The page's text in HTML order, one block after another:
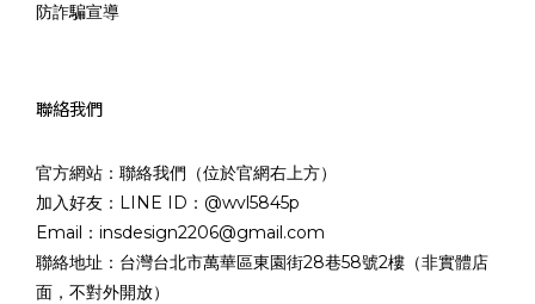
防詐騙宣導
聯絡我們
官方網站：聯絡我們（位於官網右上方）
加入好友：LINE ID：@wvl5845p
Email：insdesign2206@gmail.com
聯絡地址：台灣台北市萬華區東園街28巷58號2樓（非實體店
面，不對外開放）